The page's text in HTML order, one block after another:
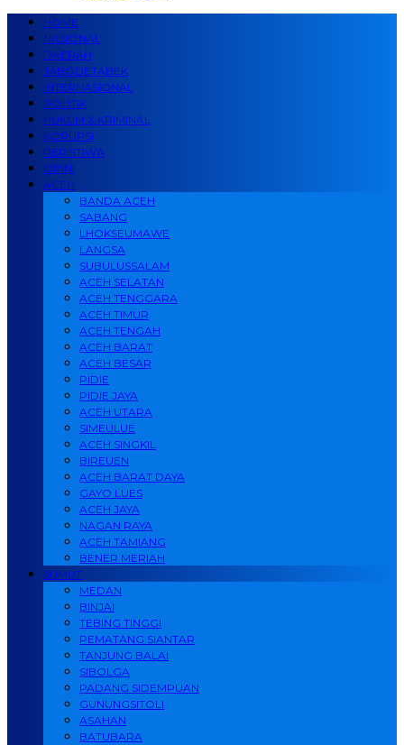
HOME
NASIONAL
DAERAH
JABODETABEK
INTERNASIONAL
POLITIK
HUKUM & KRIMINAL
KORUPSI
PERISTIWA
OPINI
ACEH
BANDA ACEH
SABANG
LHOKSEUMAWE
LANGSA
SUBULUSSALAM
ACEH SELATAN
ACEH TENGGARA
ACEH TIMUR
ACEH TENGAH
ACEH BARAT
ACEH BESAR
PIDIE
PIDIE JAYA
ACEH UTARA
SIMEULUE
ACEH SINGKIL
BIREUEN
ACEH BARAT DAYA
GAYO LUES
ACEH JAYA
NAGAN RAYA
ACEH TAMIANG
BENER MERIAH
SUMUT
MEDAN
BINJAI
TEBING TINGGI
PEMATANG SIANTAR
TANJUNG BALAI
SIBOLGA
PADANG SIDEMPUAN
GUNUNGSITOLI
ASAHAN
BATUBARA